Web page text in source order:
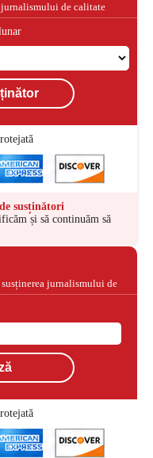
jurnalismului de calitate
susținători
și să continuăm să
jurnalismului de